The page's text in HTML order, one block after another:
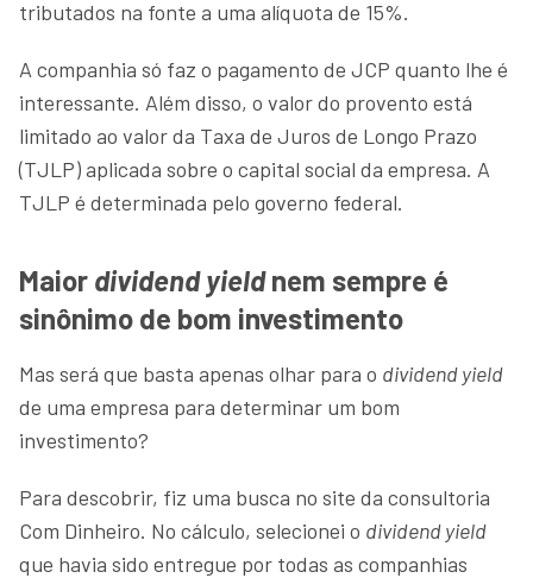
tributados na fonte a uma alíquota de 15%.
A companhia só faz o pagamento de JCP quanto lhe é
interessante. Além disso, o valor do provento está
limitado ao valor da Taxa de Juros de Longo Prazo
(TJLP) aplicada sobre o capital social da empresa. A
TJLP é determinada pelo governo federal.
Maior dividend yieldnem sempre é
sinônimo de bom investimento
Mas será que basta apenas olhar para o dividend yield
de uma empresa para determinar um bom
investimento?
Para descobrir, fiz uma busca no site da consultoria
Com Dinheiro. No cálculo, selecionei o dividend yield
que havia sido entregue por todas as companhias